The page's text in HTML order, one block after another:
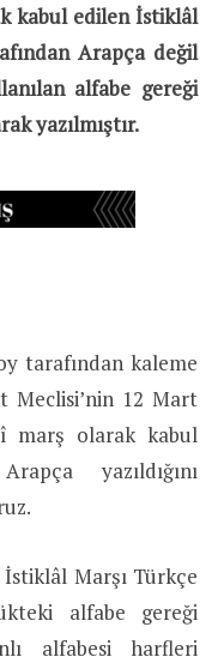
kabul edilen İstiklâl
Arapça değil
alfabe gereği
yazılmıştır.
tarafından kaleme
Meclisi’nin 12 Mart
marş olarak kabul
yazıldığını
Marşı Türkçe
alfabe gereği
alfabesi harfleri